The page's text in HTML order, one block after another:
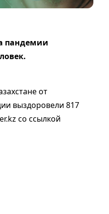
пандемии
от
выздоровели 817
со ссылкой